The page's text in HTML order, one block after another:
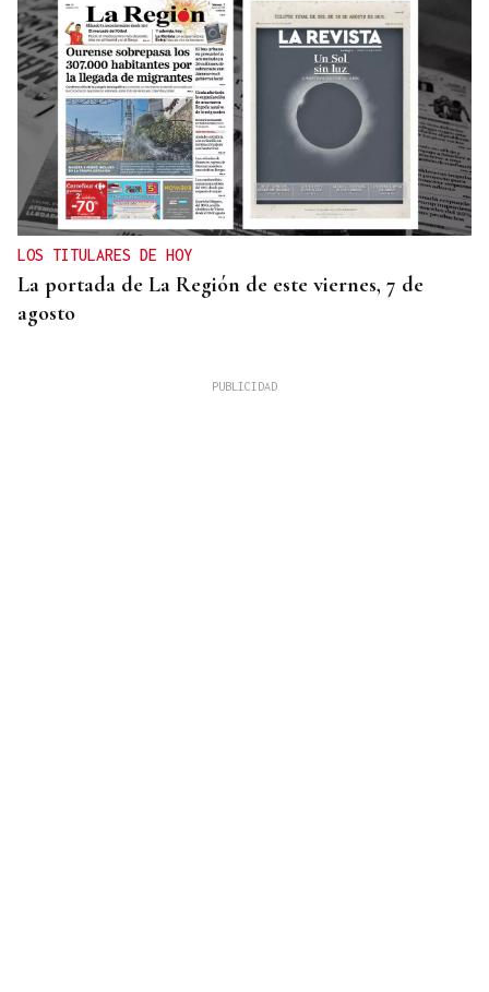
LOS TITULARES DE HOY
La portada de La Región de este viernes, 7 de
agosto